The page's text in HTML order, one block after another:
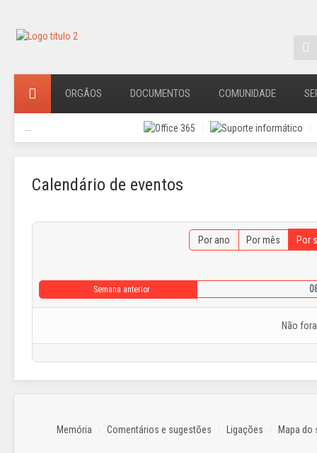
ORGÃOS DOCUMENTOS COMUNIDADE
Calendário de eventos
Por ano Por mês Por
Semana anterior
Não
Memória Comentários e sugestões Ligações Mapa do